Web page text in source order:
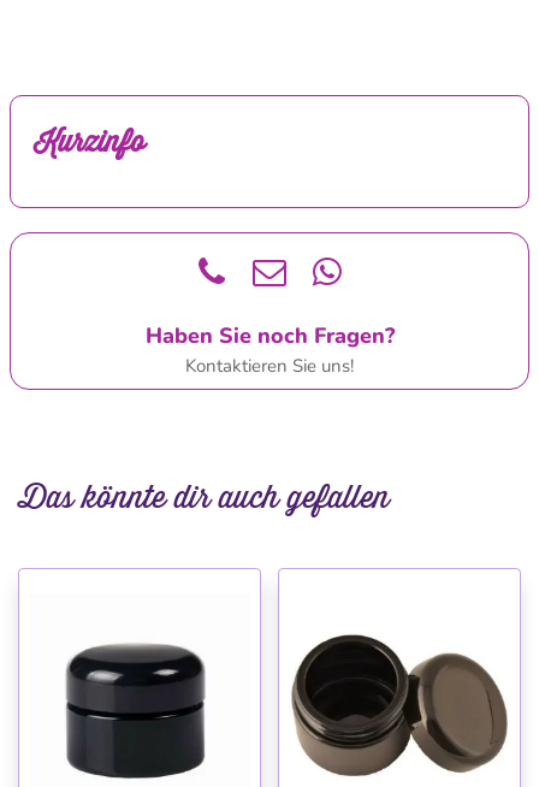
Kurzinfo
Haben Sie noch Fragen?
Kontaktieren Sie uns!
Das könnte dir auch gefallen